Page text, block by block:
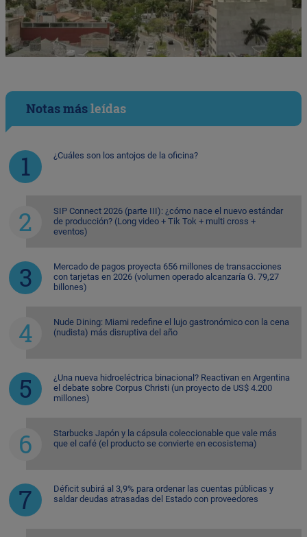
Notas másleídas
¿Cuáles son los antojos de la oficina?
SIP Connect 2026 (parte III): ¿cómo nace el nuevo estándar
de producción? (Long video + Tik Tok + multi cross +
eventos)
Mercado de pagos proyecta 656 millones de transacciones
con tarjetas en 2026 (volumen operado alcanzaría G. 79,27
billones)
Nude Dining: Miami redefine el lujo gastronómico con la cena
(nudista) más disruptiva del año
¿Una nueva hidroeléctrica binacional? Reactivan en Argentina
el debate sobre Corpus Christi (un proyecto de US$ 4.200
millones)
Starbucks Japón y la cápsula coleccionable que vale más
que el café (el producto se convierte en ecosistema)
Déficit subirá al 3,9% para ordenar las cuentas públicas y
saldar deudas atrasadas del Estado con proveedores